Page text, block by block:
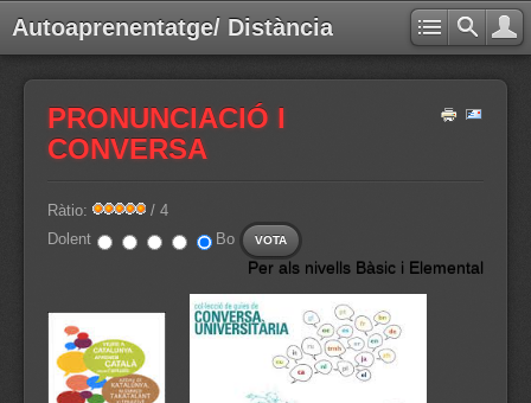
Autoaprenentatge/ Distància
PRONUNCIACIÓ I
CONVERSA
Ràtio:
/ 4
Dolent
Bo
Per als nivells Bàsic i Elemental